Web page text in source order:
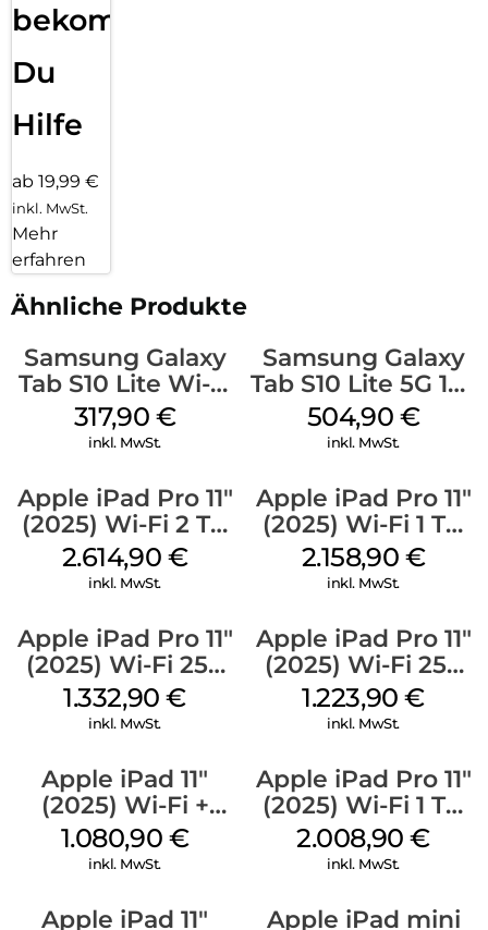
bekommst
Du
Hilfe
ab 19,99 €
inkl. MwSt.
Mehr
erfahren
Ähnliche Produkte
Samsung Galaxy
Tab S10 Lite Wi-Fi
128 GB Gray
317,90 €
inkl. MwSt.
Samsung Galaxy
Tab S10 Lite 5G 128
GB Gray
504,90 €
inkl. MwSt.
Apple iPad Pro 11″
(2025) Wi-Fi 2 TB
Nanotexturglas
Space Schwarz
2.614,90 €
inkl. MwSt.
Apple iPad Pro 11″
(2025) Wi-Fi 1 TB
Nanotexturglas
Silber
2.158,90 €
inkl. MwSt.
Apple iPad Pro 11″
(2025) Wi-Fi 256
GB Standardglas
Silber
1.332,90€
inkl. MwSt.
Apple iPad Pro 11″
(2025) Wi-Fi 256
GB Standardglas
Space Schwarz
1.223,90€
inkl. MwSt.
Apple iPad 11″
(2025) Wi-Fi +
Cellular 512 GB
Pink
1.080,90 €
inkl. MwSt.
Apple iPad Pro 11″
(2025) Wi-Fi 1 TB
Standardglas
Silber
2.008,90€
inkl. MwSt.
Apple iPad 11″ Apple iPad mini